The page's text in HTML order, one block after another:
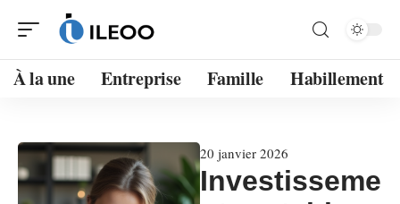
À la une Entreprise Famille Habillement
20 janvier 2026
Investisseme